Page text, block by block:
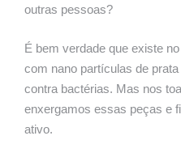
outras pessoas?
É bem verdade que existe
com nano partículas de
contra bactérias. Mas nos
enxergamos essas peças e
ativo.